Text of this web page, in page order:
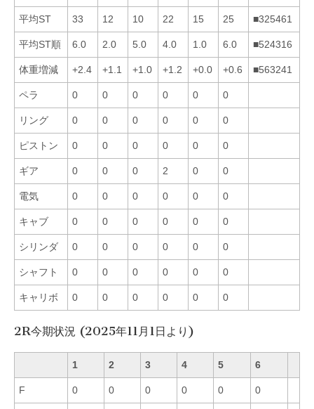
平均ST 33 12 10 22 15 25 ■325461
平均ST順 6.0 2.0 5.0 4.0 1.0 6.0 ■524316
体重増減 +2.4 +1.1 +1.0 +1.2 +0.0 +0.6 ■563241
ペラ 0 0 0 0 0 0
リング 0 0 0 0 0 0
ピストン 0 0 0 0 0 0
ギア 0 0 0 2 0 0
電気 0 0 0 0 0 0
キャブ 0 0 0 0 0 0
シリンダ 0 0 0 0 0 0
シャフト 0 0 0 0 0 0
キャリボ 0 0 0 0 0 0
2R今期状況 (2025年11月1日より)
1 2 3 4 5 6
F 0 0 0 0 0 0